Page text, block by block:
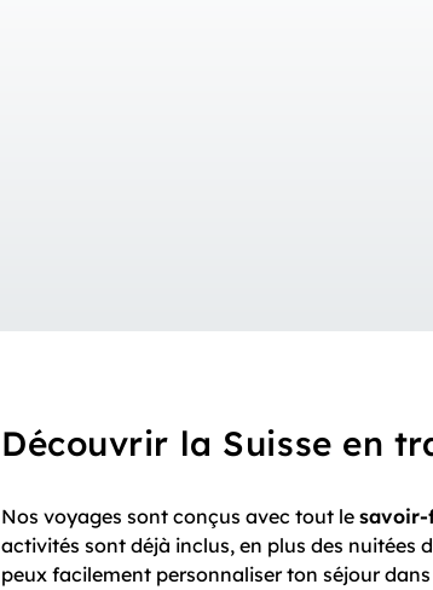
Découvrir la Suisse en
Nos voyages sont conçus avec tout le savoir-
activités sont déjà inclus, en plus des nuitées
peux facilement personnaliser ton séjour